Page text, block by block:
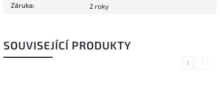
Záruka: 2 roky
SOUVISEJÍCÍ PRODUKTY
PreviousNext